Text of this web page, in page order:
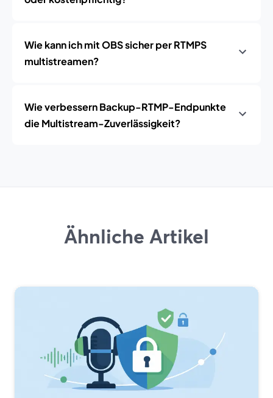
Wie kann ich mit OBS sicher per RTMPS
multistreamen?
Wie verbessern Backup-RTMP-Endpunkte
die Multistream-Zuverlässigkeit?
Ähnliche Artikel